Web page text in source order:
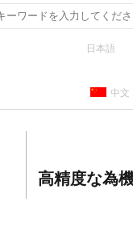
日本語
中文
高精度な為